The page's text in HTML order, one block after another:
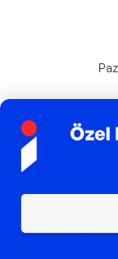
Popüler Markalar
Farmasi
Fashcolle